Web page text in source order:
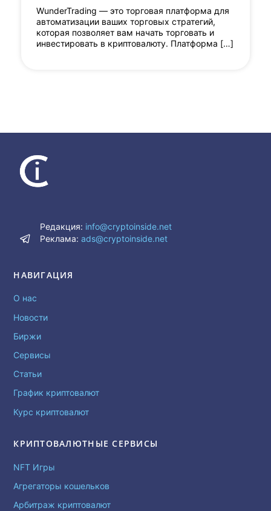
WunderTrading — это торговая платформа для
автоматизации ваших торговых стратегий,
которая позволяет вам начать торговать и
инвестировать в криптовалюту. Платформа […]
Редакция: info@cryptoinside.net
Реклама:ads@cryptoinside.net
НАВИГАЦИЯ
О нас
Новости
Биржи
Сервисы
Статьи
График криптовалют
Курс криптовалют
КРИПТОВАЛЮТНЫЕ СЕРВИСЫ
NFT Игры
Агрегаторы кошельков
Арбитраж криптовалют